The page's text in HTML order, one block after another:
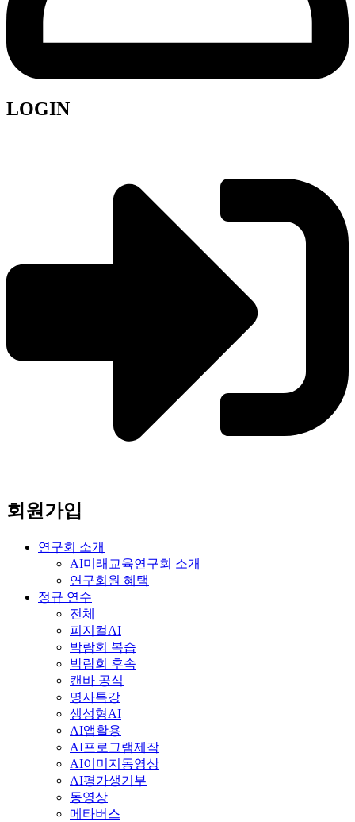
LOGIN
회원가입
연구회 소개
AI미래교육연구회 소개
연구회원 혜택
정규 연수
전체
피지컬AI
박람회 복습
박람회 후속
캔바 공식
명사특강
생성형AI
AI앱활용
AI프로그램제작
AI이미지동영상
AI평가생기부
동영상
메타버스